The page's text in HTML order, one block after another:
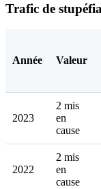
Trafic de
Année Valeur
2023
2 mis
en
cause
2022
2 mis
en
cause